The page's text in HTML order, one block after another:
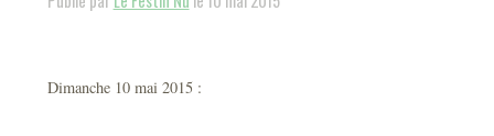
Dimanche 10 mai 2015 :